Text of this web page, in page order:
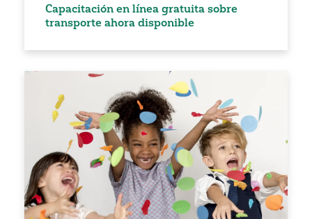
Capacitación en línea gratuita sobre
transporte ahora disponible